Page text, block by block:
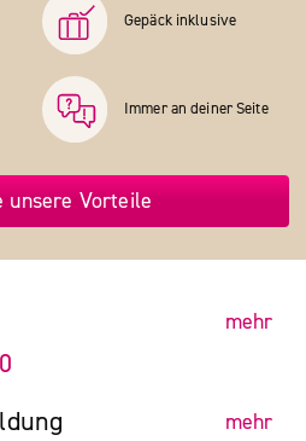
Gepäck inklusive
Immer an deiner Seite
unsere Vorteile
mehr
mehr